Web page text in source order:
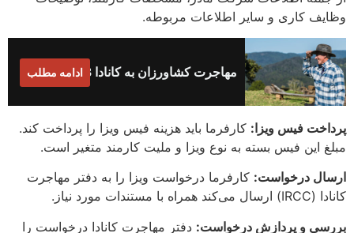
وظایف کاری و سایر اطلاعات مربوطه.
مهاجرت کشاورزان به کانادا 2023 ادامه مطلب
پرداخت فیس ویزا: کارفرما باید هزینه فیس ویزا را پرداخت کند.
مبلغ این فیس بسته به نوع ویزا و ملیت کارمند متغیر است.
ارسال درخواست: کارفرما درخواست ویزا را به دفتر مهاجرت
کانادا (IRCC) ارسال می‌کند همراه با مستندات مورد نیاز.
بررسی و پردازش درخواست: دفتر مهاجرت کانادا درخواست را